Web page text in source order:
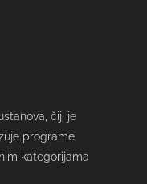
čiji je
programe
kategorijama